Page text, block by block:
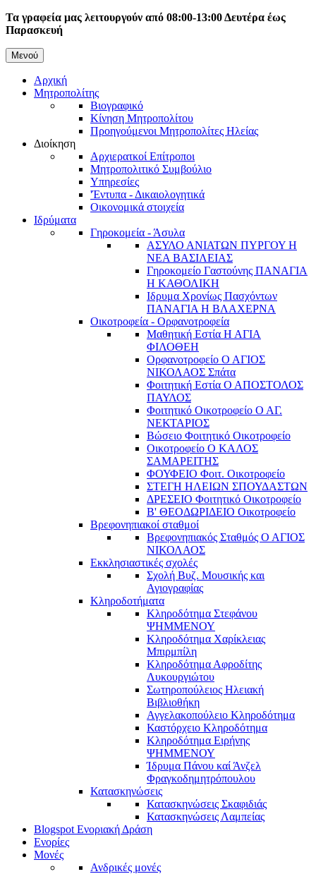
Παράκαμψη
προς
κυρίως
Τα γραφεία μας λειτουργούν από 08:00-13:00 Δευτέρα έως
Παρασκευή
Κεντρική
πλοήγηση
Μενού
Αρχική
Μητροπολίτης
Βιογραφικό
Κίνηση Μητροπολίτου
Προηγούμενοι Μητροπολίτες Ηλείας
Διοίκηση
Αρχιερατκοί Επίτροποι
Μητροπολιτικό Συμβούλιο
Υπηρεσίες
'Έντυπα - Δικαιολογητικά
Οικονομικά στοιχεία
Ιδρύματα
Γηροκομεία - Άσυλα
ΑΣΥΛΟ ΑΝΙΑΤΩΝ ΠΥΡΓΟΥ Η
ΝΕΑ ΒΑΣΙΛΕΙΑΣ
Γηροκομείο Γαστούνης ΠΑΝΑΓΙΑ
Η ΚΑΘΟΛΙΚΗ
Ιδρυμα Χρονίως Πασχόντων
ΠΑΝΑΓΙΑ Η ΒΛΑΧΕΡΝΑ
Οικοτροφεία - Ορφανοτροφεία
Μαθητική Εστία Η ΑΓΙΑ
ΦΙΛΟΘΕΗ
Ορφανοτροφείο Ο ΑΓΙΟΣ
ΝΙΚΟΛΑΟΣ Σπάτα
Φοιτητική Εστία Ο ΑΠΟΣΤΟΛΟΣ
ΠΑΥΛΟΣ
Φοιτητικό Οικοτροφείο Ο ΑΓ.
ΝΕΚΤΑΡΙΟΣ
Βώσειο Φοιτητικό Οικοτροφείο
Οικοτροφείο Ο ΚΑΛΟΣ
ΣΑΜΑΡΕΙΤΗΣ
ΦΟΥΦΕΙΟ Φοιτ. Οικοτροφείο
ΣΤΕΓΗ ΗΛΕΙΩΝ ΣΠΟΥΔΑΣΤΩΝ
ΔΡΕΣΕΙΟ Φοιτητικό Οικοτροφείο
Β' ΘΕΟΔΩΡΙΔΕΙΟ Οικοτροφείο
Βρεφονηπιακοί σταθμοί
Βρεφονηπιακός Σταθμός Ο ΑΓΙΟΣ
ΝΙΚΟΛΑΟΣ
Εκκλησιαστικές σχολές
Σχολή Βυζ. Μουσικής και
Αγιογραφίας
Κληροδοτήματα
Κληροδότημα Στεφάνου
ΨΗΜΜΕΝΟΥ
Κληροδότημα Χαρίκλειας
Μπιρμπίλη
Κληροδότημα Αφροδίτης
Λυκουργιώτου
Σωτηροπούλειος Ηλειακή
Βιβλιοθήκη
Αγγελακοπούλειο Κληροδότημα
Καστόρχειο Κληροδότημα
Κληροδότημα Ειρήνης
ΨΗΜΜΕΝΟΥ
Ίδρυμα Πάνου καί Άνζελ
Φραγκοδημητρόπουλου
Κατασκηνώσεις
Κατασκηνώσεις Σκαφιδιάς
Κατασκηνώσεις Λαμπείας
Blogspot Ενοριακή Δράση
Ενορίες
Μονές
Ανδρικές μονές